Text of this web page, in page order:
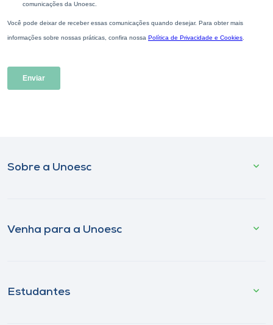
Sobre a Unoesc
Venha para a Unoesc
Estudantes